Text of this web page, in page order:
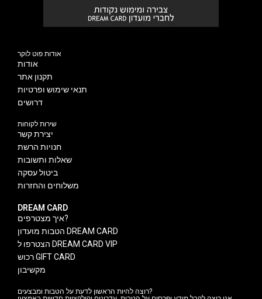
אודות פוט לוקר
אודות
תקנון אתר
תנאי שימוש ופרטיות
דרושים
שירות לקוחות
יצירת קשר
חנויות הרשת
שאלות ותשובות
ביטול עסקה
משלוחים והחזרות
DREAM CARD
איך מצטרפים?
הטבות מועדון DREAM CARD
הצטרפו ל DREAM CARD VIP
רכוש GIFT CARD
מקשיבון
רוצה להיות הראשון לדעת על הטבות ומבצעים?